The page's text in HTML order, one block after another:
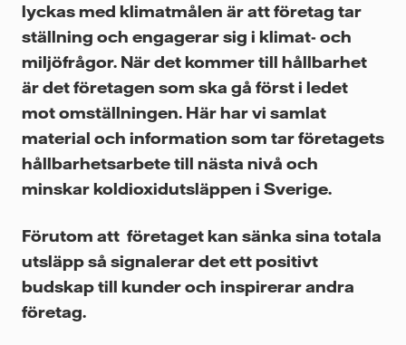
Guider
Artiklar
Krönikor
Kundcase
Videor
Event
Om oss
lyckas med klimatmålen är att företag tar
ställning och engagerar sig i klimat- och
miljöfrågor. När det kommer till hållbarhet
är det företagen som ska gå först i ledet
mot omställningen. Här har vi samlat
material och information som tar företagets
hållbarhetsarbete till nästa nivå och
minskar koldioxidutsläppen i Sverige.
Förutom att företaget kan sänka sina totala
utsläpp så signalerar det ett positivt
budskap till kunder och inspirerar andra
företag.